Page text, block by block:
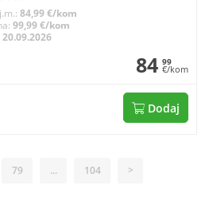
84,99 €/kom
99,99 €/kom
20.09.2026
84 99
€/kom
Dodaj
79 ... 104 >